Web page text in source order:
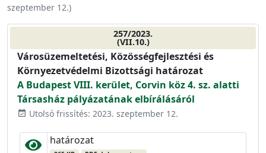
szeptember 12.)
257/2023.
(VII.10.)
Városüzemeltetési, Közösségfejlesztési és
Környezetvédelmi Bizottsági határozat
A Budapest VIII. kerület, Corvin köz 4. sz. alatti
Társasház pályázatának elbírálásáról
event_available Utolsó frissítés: 2023. szeptember 12.
határozat